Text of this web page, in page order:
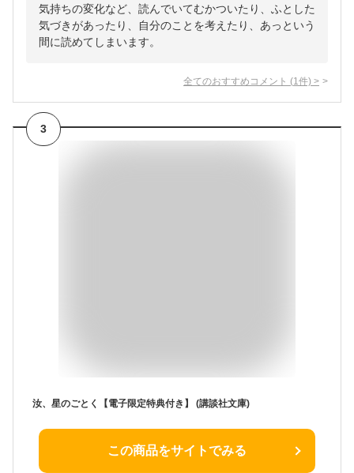
気持ちの変化など、読んでいてむかついたり、ふとした
気づきがあったり、自分のことを考えたり、あっという
間に読めてしまいます。
全てのおすすめコメント (1 件) >
3
汝、星のごとく【電子限定特典付き】 (講談社文庫)
この商品をサイトでみる